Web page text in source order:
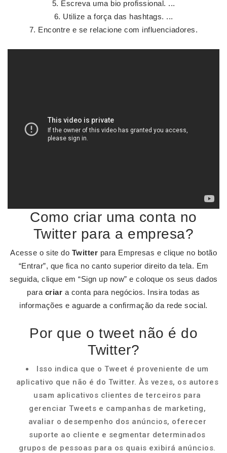
Escreva uma bio profissional. ...
Utilize a força das hashtags. ...
Encontre e se relacione com influenciadores.
Como criar uma conta no
Twitter para a empresa?
Acesse o site do Twitter para Empresas e clique no botão
“Entrar”, que fica no canto superior direito da tela. Em
seguida, clique em “Sign up now” e coloque os seus dados
para criar a conta para negócios. Insira todas as
informações e aguarde a confirmação da rede social.
Por que o tweet não é do
Twitter?
Isso indica que o Tweet é proveniente de um
aplicativo que não é do Twitter. Às vezes, os autores
usam aplicativos clientes de terceiros para
gerenciar Tweets e campanhas de marketing,
avaliar o desempenho dos anúncios, oferecer
suporte ao cliente e segmentar determinados
grupos de pessoas para os quais exibirá anúncios.